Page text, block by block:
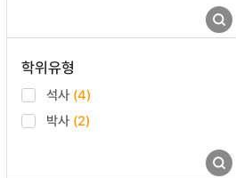
학위유형
석사 (4)
박사 (2)